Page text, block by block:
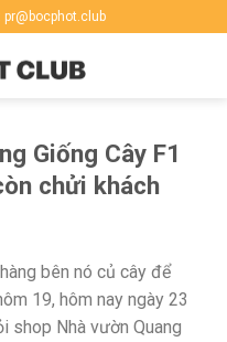
Giống Cây F1
chửi khách
bên nó củ cây để
19, hôm nay ngày 23
shop Nhà vườn Quang